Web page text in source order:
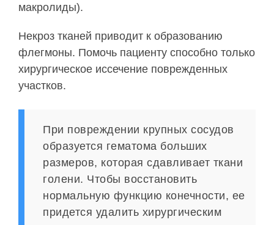
макролиды).
Некроз тканей приводит к образованию
флегмоны. Помочь пациенту способно только
хирургическое иссечение поврежденных
участков.
При повреждении крупных сосудов
образуется гематома больших
размеров, которая сдавливает ткани
голени. Чтобы восстановить
нормальную функцию конечности, ее
придется удалить хирургическим